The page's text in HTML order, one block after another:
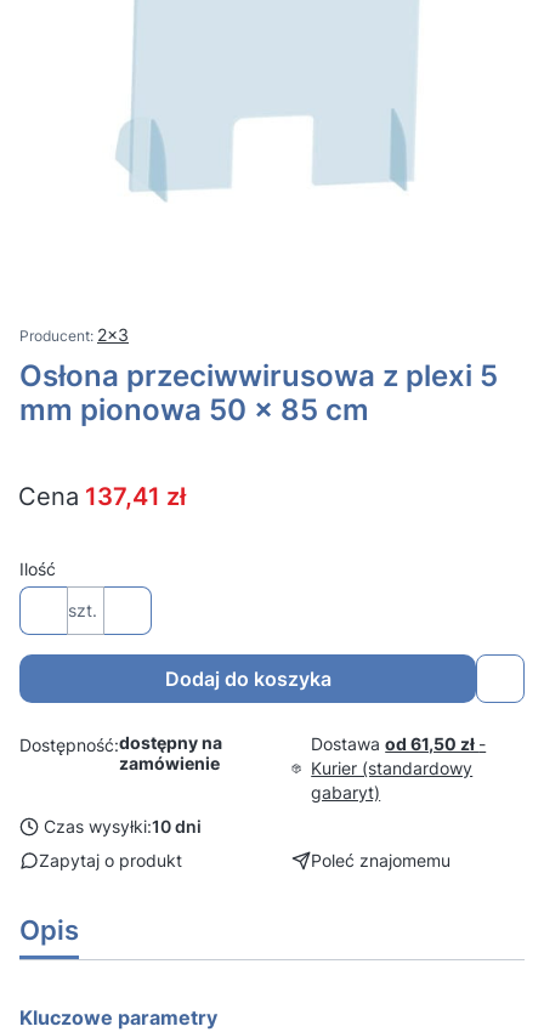
2x3
Osłona przeciwwirusowa z plexi 5
mm pionowa 50 x 85 cm
Cena 137,41 zł
Ilość
szt.
Dodaj do koszyka
Dostępność:dostępny na
zamówienie
Dostawaod 61,50 zł -
Kurier (standardowy
gabaryt)
Czas wysyłki:10 dni
Zapytaj o produkt
Poleć znajomemu
Opis
Kluczowe parametry